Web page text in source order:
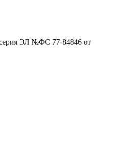
серия ЭЛ №ФС 77-84846 от